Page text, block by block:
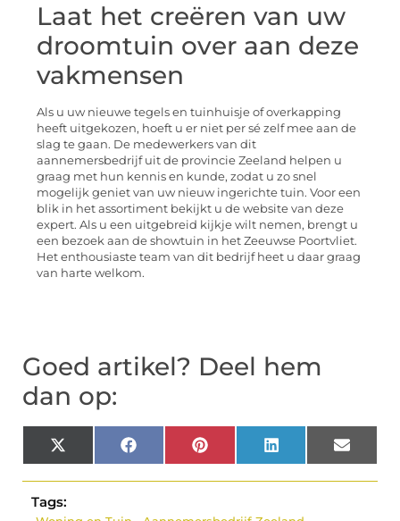
Laat het creëren van uw
droomtuin over aan deze
vakmensen
Als u uw nieuwe tegels en tuinhuisje of overkapping
heeft uitgekozen, hoeft u er niet per sé zelf mee aan de
slag te gaan. De medewerkers van dit
aannemersbedrijf uit de provincie Zeeland helpen u
graag met hun kennis en kunde, zodat u zo snel
mogelijk geniet van uw nieuw ingerichte tuin. Voor een
blik in het assortiment bekijkt u de website van deze
expert. Als u een uitgebreid kijkje wilt nemen, brengt u
een bezoek aan de showtuin in het Zeeuwse Poortvliet.
Het enthousiaste team van dit bedrijf heet u daar graag
van harte welkom.
Goed artikel? Deel hem
dan op:
X
(Twitter)
Facebook Pinterest LinkedIn Email
Tags: